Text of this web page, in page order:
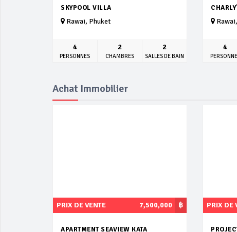
SKYPOOL VILLA
Rawai, Phuket
4
PERSONNES
2
CHAMBRES
2
SALLES DE BAIN
4
Achat Immobilier
฿
PRIX DE VENTE 7,500,000
APARTMENT SEAVIEW KATA
PRIX DE